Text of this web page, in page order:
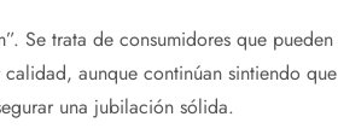
Se trata de consumidores que pueden
aunque continúan sintiendo que
una jubilación sólida.